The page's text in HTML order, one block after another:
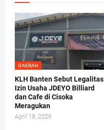
DAERAH
KLH Banten Sebut Legalitas
Izin Usaha JDEYO Billiard
dan Cafe di Cisoka
Meragukan
April 18, 2026